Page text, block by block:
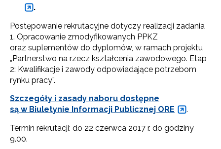
.
Postępowanie rekrutacyjne dotyczy realizacji zadania
1. Opracowanie zmodyfikowanych PPKZ
oraz suplementów do dyplomów, w ramach projektu
„Partnerstwo na rzecz kształcenia zawodowego. Etap
2: Kwalifikacje i zawody odpowiadające potrzebom
rynku pracy”.
Szczegóły i zasady naboru dostępne
są w Biuletynie Informacji Publicznej ORE
.
Termin rekrutacji: do 22 czerwca 2017 r. do godziny
9.00.